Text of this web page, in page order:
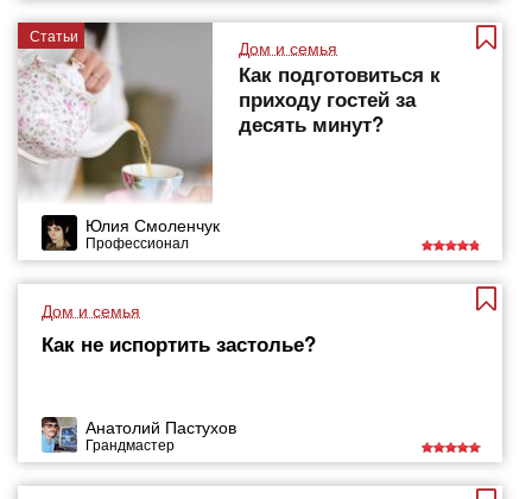
Статьи
Дом и семья
Как подготовиться к
приходу гостей за
десять минут?
Юлия Смоленчук
Профессионал
Дом и семья
Как не испортить застолье?
Анатолий Пастухов
Грандмастер